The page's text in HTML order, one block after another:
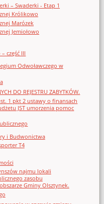
– Swaderki - Etap 1
Królikowo
Marózek
Jemiołowo
część III
Odwoławczego w
DO REJESTRU ZABYTKÓW.
1 pkt 2 ustawy o finansach
JST umorzenia pomoc
i Budwonictwa
T4
najmu lokali
zasobu
Gminy Olsztynek.